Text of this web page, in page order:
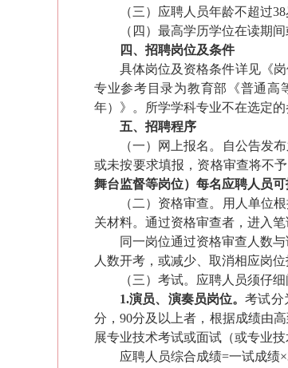
（三）应聘人员年龄不超过38
（四） 最高学历学位在读期间
四、招聘岗位及条件
具体岗位及资格条件详见《
专业参考目录为教育部《普通高
年）》。所学学科专业不在选定
五、招聘程序
（一）网上报名。
自公告发
或未按要求填报，资格审查将不
舞台监督等岗位）每名应聘人员
（二）资格审查。
用人单位
关材料。通过资格审查者，进入笔
同一岗位通过资格审查人数
人数开考，或减少、取消相应岗位
（三）考试。 应聘人员须仔
1.演员、演奏员岗位。考试分
分，90分及以上者，根据成绩由
展专业技术考试或面试（或专业
应聘人员综合成绩=一试成绩×